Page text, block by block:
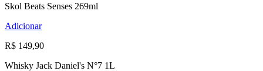
Skol Beats Senses 269ml
Adicionar
R$ 149,90
Whisky Jack Daniel's N°7 1L